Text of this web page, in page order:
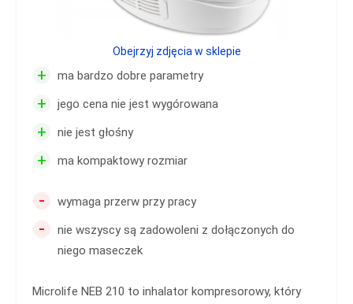
+ ma bardzo dobre parametry
+ jego cena nie jest wygórowana
+ nie jest głośny
+ ma kompaktowy rozmiar
- wymaga przerw przy pracy
-
nie wszyscy są zadowoleni z dołączonych do
niego maseczek
Microlife NEB 210 to inhalator kompresorowy, który
Obejrzyj zdjęcia w sklepie